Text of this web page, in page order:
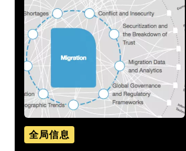
全局信息